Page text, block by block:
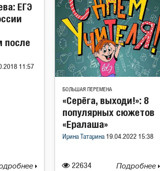
ЕГЭ
после
11:57
БОЛЬШАЯ ПЕРЕМЕНА
22634
«Серёга, выходи!»: 8
популярных сюжетов
«Ералаша»
Ирина Татарина 19.04.2022 15:38
Подробнее